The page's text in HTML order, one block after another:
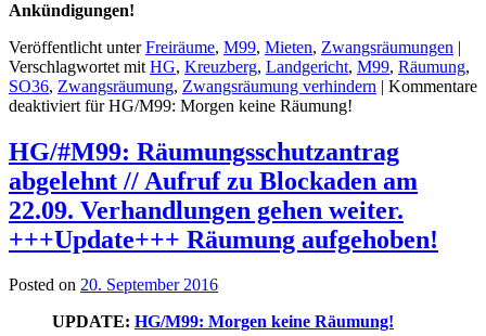
Ankündigungen!
Veröffentlicht unter Freiräume, M99, Mieten, Zwangsräumungen |
Verschlagwortet mit HG, Kreuzberg, Landgericht, M99, Räumung,
SO36, Zwangsräumung, Zwangsräumung verhindern | Kommentare
deaktiviert für HG/M99: Morgen keine Räumung!
HG/#M99: Räumungsschutzantrag
abgelehnt // Aufruf zu Blockaden am
22.09. Verhandlungen gehen weiter.
+++Update+++ Räumung aufgehoben!
Posted on 20. September 2016
UPDATE: HG/M99: Morgen keine Räumung!